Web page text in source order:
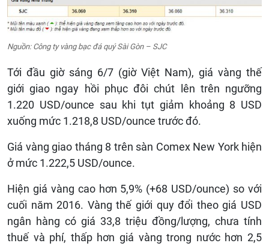
Nguồn: Công ty vàng bạc đá quý Sài Gòn – SJC
Tới đầu giờ sáng 6/7 (giờ Việt Nam), giá vàng thế
giới giao ngay hồi phục đôi chút lên trên ngưỡng
1.220 USD/ounce sau khi tụt giảm khoảng 8 USD
xuống mức 1.218,8 USD/ounce trước đó.
Giá vàng giao tháng 8 trên sàn Comex New York hiện
ở mức 1.222,5 USD/ounce.
Hiện giá vàng cao hơn 5,9% (+68 USD/ounce) so với
cuối năm 2016. Vàng thế giới quy đổi theo giá USD
ngân hàng có giá 33,8 triệu đồng/lượng, chưa tính
thuế và phí, thấp hơn giá vàng trong nước hơn 2,5